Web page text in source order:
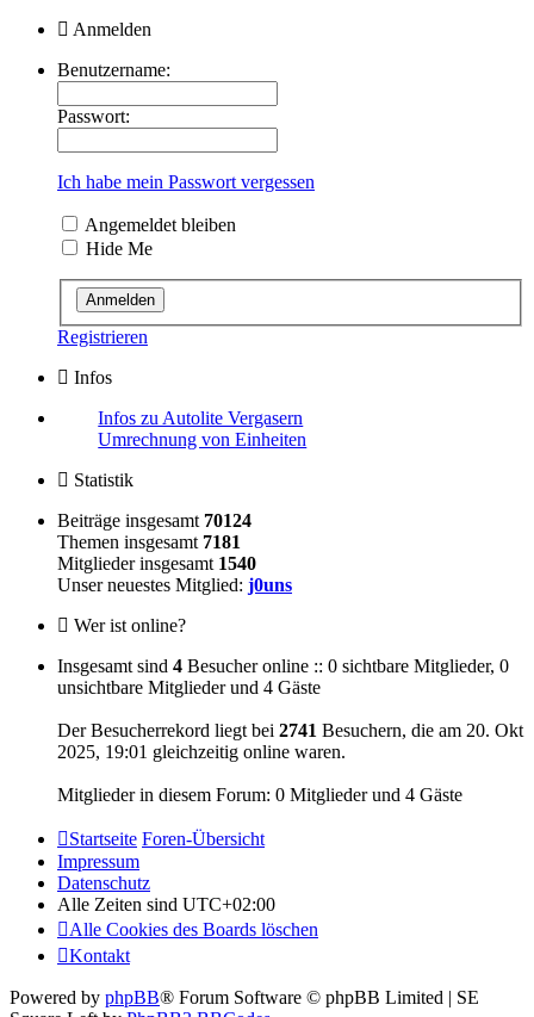
Anmelden
Benutzername:
Passwort:
Ich habe mein Passwort vergessen
Angemeldet bleiben
Hide Me
Registrieren
Infos
Infos zu Autolite Vergasern
Umrechnung von Einheiten
Statistik
Beiträge insgesamt 70124
Themen insgesamt 7181
Mitglieder insgesamt 1540
Unser neuestes Mitglied: j0uns
Wer ist online?
Insgesamt sind 4 Besucher online :: 0 sichtbare Mitglieder, 0
unsichtbare Mitglieder und 4 Gäste
Der Besucherrekord liegt bei 2741 Besuchern, die am 20. Okt
2025, 19:01 gleichzeitig online waren.
Mitglieder in diesem Forum: 0 Mitglieder und 4 Gäste
Startseite Foren-Übersicht
Impressum
Datenschutz
Alle Zeiten sind UTC+02:00
Alle Cookies des Boards löschen
Kontakt
Powered by phpBB® Forum Software © phpBB Limited | SE